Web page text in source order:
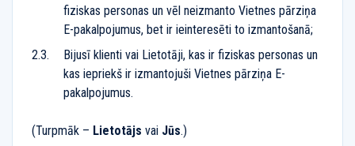
fiziskas personas un vēl neizmanto Vietnes pārziņa
E-pakalpojumus, bet ir ieinteresēti to izmantošanā;
Bijusī klienti vai Lietotāji, kas ir fiziskas personas un
kas iepriekš ir izmantojuši Vietnes pārziņa E-
pakalpojumus.
(Turpmāk – Lietotājs vai Jūs.)